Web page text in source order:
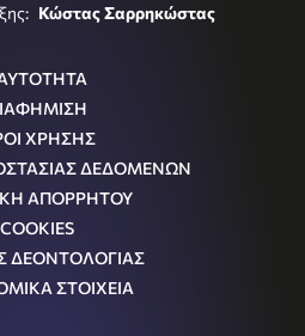
Κώστας Σαρρηκώστας
ΧΡΗΣΗΣ
ΔΕΔΟΜΕΝΩΝ
ΑΠΟΡΡΗΤΟΥ
COOKIES
ΔΕΟΝΤΟΛΟΓΙΑΣ
ΣΤΟΙΧΕΙΑ